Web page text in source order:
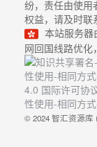
纷，责任由使用
权益，请及时联
本站服务器
网回国线路优化
性使用-相同方
© 2024 智汇资源库